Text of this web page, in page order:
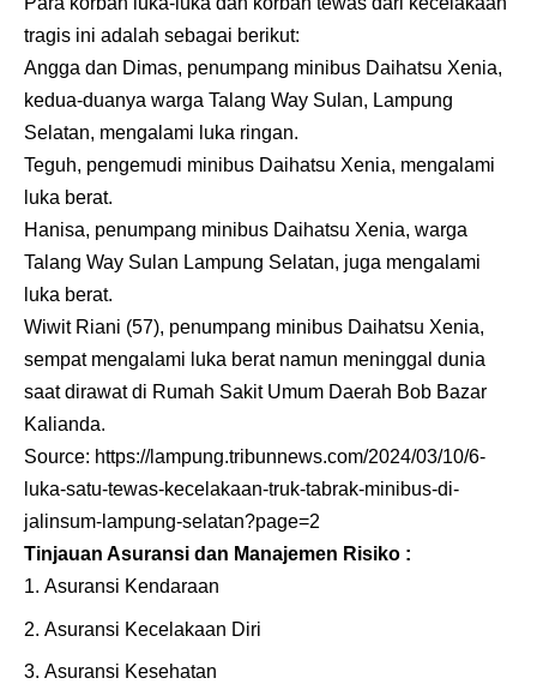
tragis ini adalah sebagai berikut:
Angga dan Dimas, penumpang minibus Daihatsu Xenia,
kedua-duanya warga Talang Way Sulan, Lampung
Selatan, mengalami luka ringan.
Teguh, pengemudi minibus Daihatsu Xenia, mengalami
luka berat.
Hanisa, penumpang minibus Daihatsu Xenia, warga
Talang Way Sulan Lampung Selatan, juga mengalami
luka berat.
Wiwit Riani (57), penumpang minibus Daihatsu Xenia,
sempat mengalami luka berat namun meninggal dunia
saat dirawat di Rumah Sakit Umum Daerah Bob Bazar
Kalianda.
Source: https://lampung.tribunnews.com/2024/03/10/6-
luka-satu-tewas-kecelakaan-truk-tabrak-minibus-di-
jalinsum-lampung-selatan?page=2
Tinjauan Asuransi dan Manajemen Risiko :
Asuransi Kendaraan
Asuransi Kecelakaan Diri
Asuransi Kesehatan